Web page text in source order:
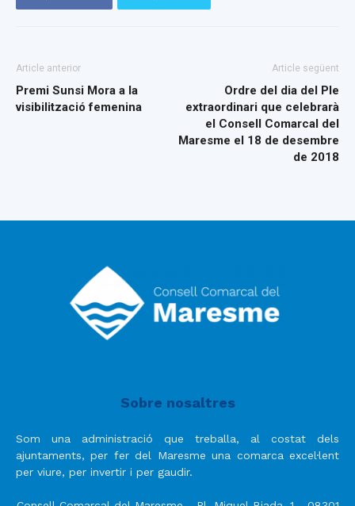
Article anterior
Premi Sunsi Mora a la
visibilització femenina
Article següent
Ordre del dia del Ple
extraordinari que celebrarà
el Consell Comarcal del
Maresme el 18 de desembre
de 2018
Sobre nosaltres
Som una administració que treballa, al costat dels
ajuntaments, per fer del Maresme una comarca excel·lent
per viure, per invertir i per gaudir.